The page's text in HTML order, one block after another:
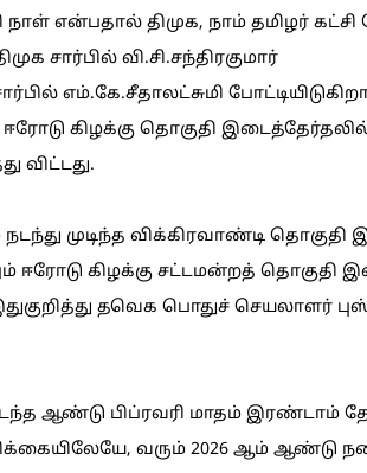
என்பதால் திமுக, நாம் தமிழர்
சார்பில் வி.சி.சந்திரகுமார்
எம்.கே.சீதாலட்சுமி
ஈரோடு கிழக்கு தொகுதி
விட்டது.
முடிந்த விக்கிரவாண்டி
ஈரோடு கிழக்கு சட்டமன்றத் தொகுதி
தவெக பொதுச் செயலாளர்
ஆண்டு பிப்ரவரி மாதம் இரண்டாம்
வரும் 2026 ஆம் ஆண்டு